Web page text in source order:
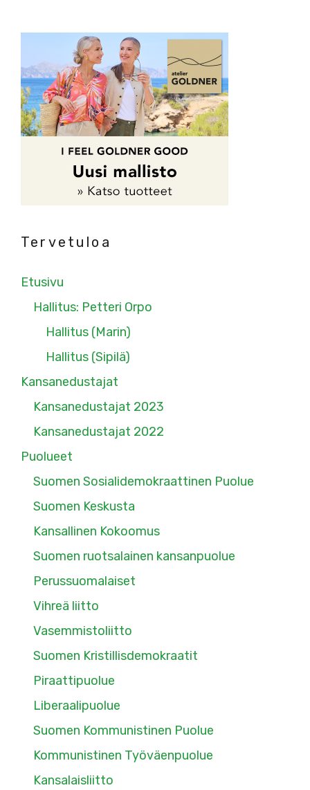
Tervetuloa
Etusivu
Hallitus: Petteri Orpo
Hallitus (Marin)
Hallitus (Sipilä)
Kansanedustajat
Kansanedustajat 2023
Kansanedustajat 2022
Puolueet
Suomen Sosialidemokraattinen Puolue
Suomen Keskusta
Kansallinen Kokoomus
Suomen ruotsalainen kansanpuolue
Perussuomalaiset
Vihreä liitto
Vasemmistoliitto
Suomen Kristillisdemokraatit
Piraattipuolue
Liberaalipuolue
Suomen Kommunistinen Puolue
Kommunistinen Työväenpuolue
Kansalaisliitto